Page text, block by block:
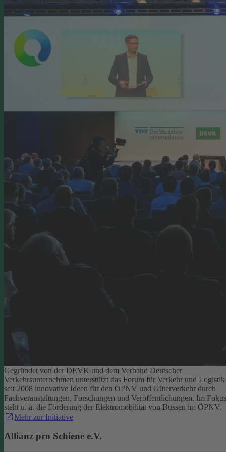
Gegründet von der DEVK und dem Verband Deutscher
Verkehrsunternehmen unterstützt das Forum für Verkehr und Logistik
seit 2008 innovative Ideen für den ÖPNV und Güterverkehr durch
Fachveranstaltungen, Forschungen und Veröffentlichungen. Im Fokus
steht u. a. die Förderung der Elektromobilität von Bussen im ÖPNV.
Mehr zur Initiative
Allianz pro Schiene e.V.